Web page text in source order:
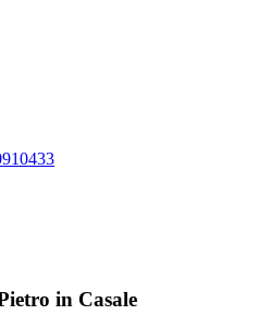
in Casale